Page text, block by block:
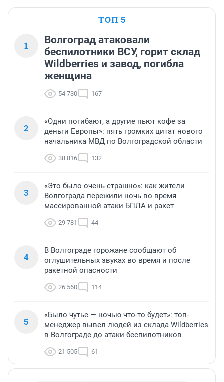
ТОП 5
1
Волгоград атаковали
беспилотники ВСУ, горит склад
Wildberries и завод, погибла
женщина
54 730 167
2
«Одни погибают, а другие пьют кофе за
деньги Европы»: пять громких цитат нового
начальника МВД по Волгоградской области
38 816 132
3
«Это было очень страшно»: как жители
Волгограда пережили ночь во время
массированной атаки БПЛА и ракет
29 781 44
4
В Волгограде горожане сообщают об
оглушительных звуках во время и после
ракетной опасности
26 560 114
5
«Было чутье — ночью что-то будет»: топ-
менеджер вывел людей из склада Wildberries
в Волгограде до атаки беспилотников
21 505 61